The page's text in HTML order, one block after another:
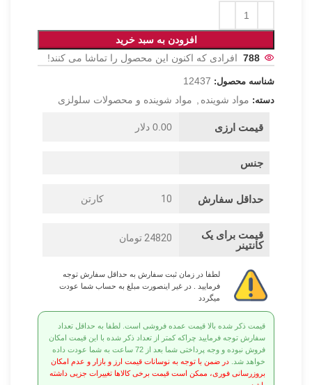
افزودن به سبد خرید
788 افرادی که اکنون این محصول را تماشا می کنند!
شناسه محصول: 12437
دسته: مواد شوینده مواد شوینده و محصولات سلولزی
قیمت ارزی 0.00 دلار
جنس
حداقل سفارش 10 کارتن
قیمت برای یک
کانتینر
24820 تومان
لطفا در زمان ثبت سفارش به حداقل سفارش توجه
فرمایید . در غیر اینصورت مبلغ به حساب شما عودت
میگردد
قیمت ذکر شده بالا قیمت عمده فروشی است. لطفا به حداقل تعداد
سفارش توجه فرمایید چراکه کمتر از تعداد ذکر شده با این قیمت امکان
فروش نبوده و وجه پرداختی شما بعد از 72 ساعت به شما عودت داده
خواهد شد. در ضمن با توجه به نوسانات قیمت ارز و بازار و عدم امکان
بروزرسانی فوری، ممکن است قیمت برخی کالاها تغییرات جزیی داشته